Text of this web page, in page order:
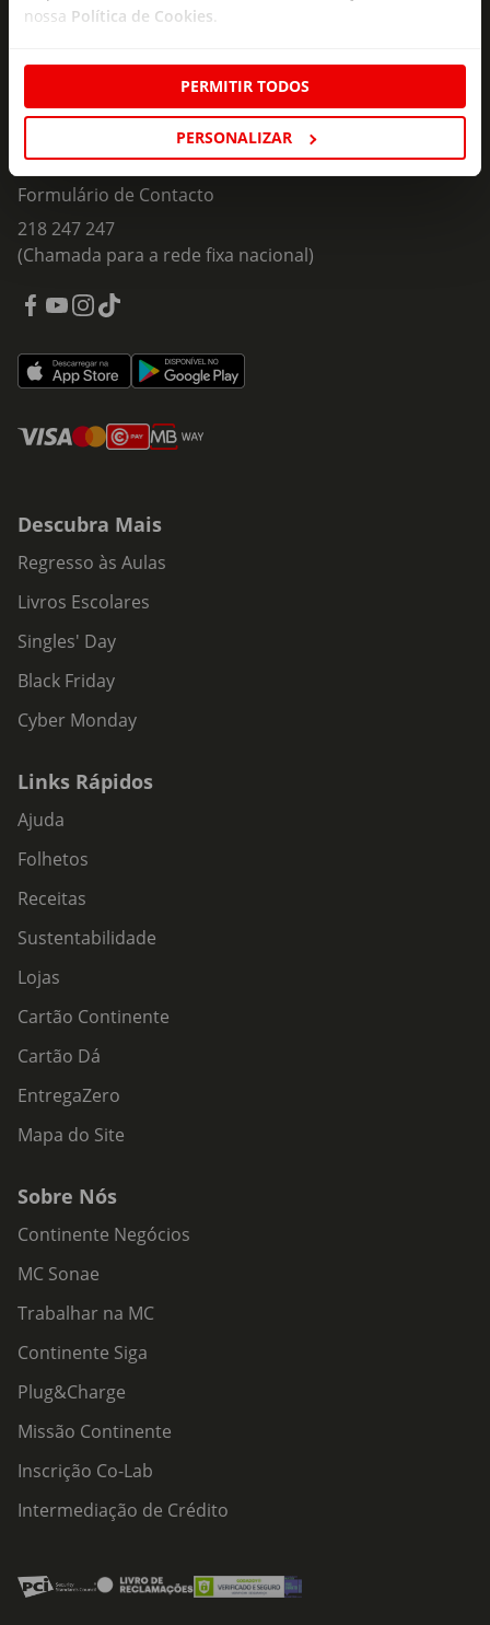
nossa Política de Cookies
PERMITIR TODOS
PERSONALIZAR
Fale Connosco
Formulário de Contacto
218 247 247
(Chamada para a rede fixa nacional)
Descubra Mais
Regresso às Aulas
Livros Escolares
Singles' Day
Black Friday
Cyber Monday
Links Rápidos
Ajuda
Folhetos
Receitas
Sustentabilidade
Lojas
Cartão Continente
Cartão Dá
EntregaZero
Mapa do Site
Sobre Nós
Continente Negócios
MC Sonae
Trabalhar na MC
Continente Siga
Plug&Charge
Missão Continente
Inscrição Co-Lab
Intermediação de Crédito